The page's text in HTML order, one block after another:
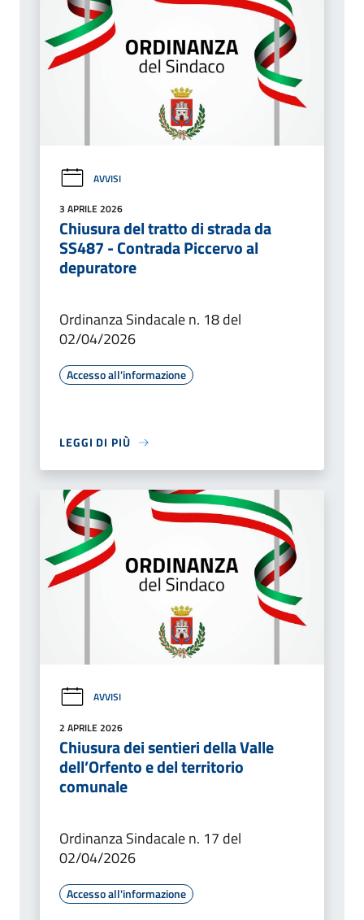
AVVISI
3 APRILE 2026
Chiusura del tratto di strada da
SS487 - Contrada Piccervo al
depuratore
Ordinanza Sindacale n. 18 del
02/04/2026
Accesso all'informazione
LEGGI DI PIÙ
AVVISI
2 APRILE 2026
Chiusura dei sentieri della Valle
dell’Orfento e del territorio
comunale
Ordinanza Sindacale n. 17 del
02/04/2026
Accesso all'informazione